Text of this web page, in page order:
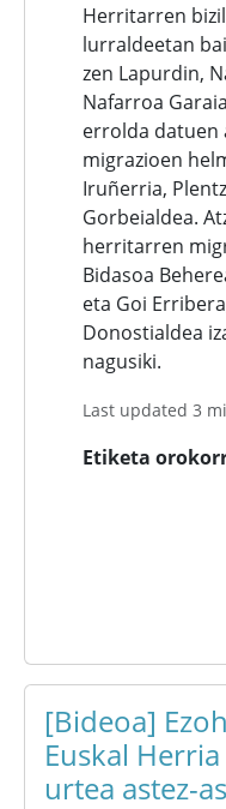
Herritarren
lurraldeetan
zen Lapurdin,
Nafarroa
errolda datuen
migrazioen
Iruñerria,
Gorbeialdea.
herritarren
Bidasoa
eta Goi
Donostialdea
nagusiki.
Last updated 3
Etiketa
[Bideoa]
Euskal
urtea astez-